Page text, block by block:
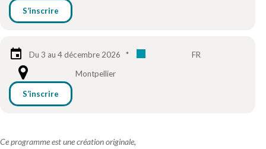
S’inscrire
Du 3 au 4 décembre 2026 *
FR
Montpellier
S’inscrire
Ce programme est une création originale,